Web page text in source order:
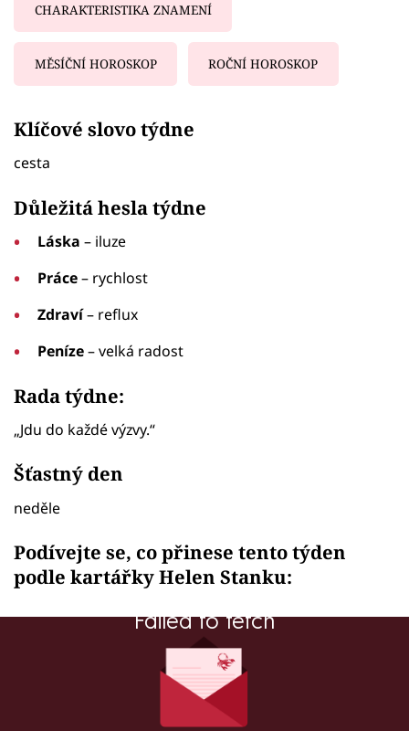
CHARAKTERISTIKA ZNAMENÍ
MĚSÍČNÍ HOROSKOP ROČNÍ HOROSKOP
Klíčové slovo týdne
cesta
Důležitá hesla týdne
Láska – iluze
Práce– rychlost
Zdraví– reflux
Peníze– velká radost
Rada týdne:
„Jdu do každé výzvy.“
Šťastný den
neděle
Podívejte se, co přinese tento týden
podle kartářky Helen Stanku:
Failed to fetch